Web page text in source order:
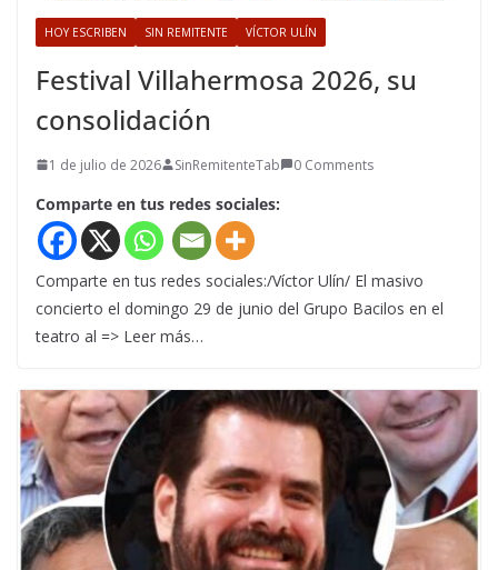
HOY ESCRIBEN SIN REMITENTE VÍCTOR ULÍN
Festival Villahermosa 2026, su
consolidación
1 de julio de 2026 SinRemitenteTab 0 Comments
Comparte en tus redes sociales:
Comparte en tus redes sociales:/Víctor Ulín/ El masivo
concierto el domingo 29 de junio del Grupo Bacilos en el
teatro al => Leer más…